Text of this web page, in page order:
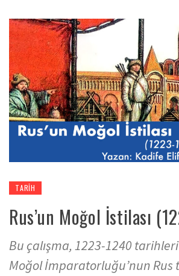
TARIH
Rus’un Moğol İstilası
Bu çalışma, 1223-1240
Moğol İmparatorluğu’nun Rus